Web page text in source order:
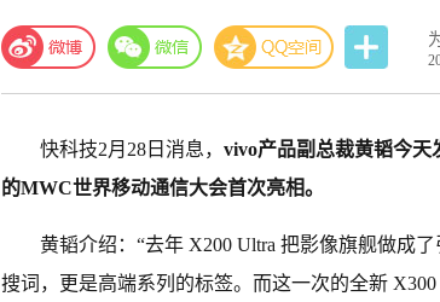
快科技2月28日消息， vivo产品副总裁黄韬今天
的MWC世界移动通信大会首次亮相。
黄韬介绍：“去年 X200 Ultra 把影像旗舰做成
搜词，更是高端系列的标签。而这一次的全新